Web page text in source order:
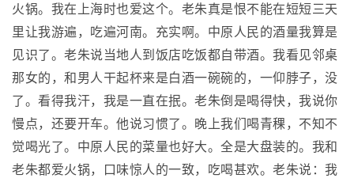
火锅。我在上海时也爱这个。老朱真是恨不能在短短三天
里让我游遍，吃遍河南。充实啊。中原人民的酒量我算是
见识了。老朱说当地人到饭店吃饭都自带酒。我看见邻桌
那女的，和男人干起杯来是白酒一碗碗的，一仰脖子，没
了。看得我汗，我是一直在抿。老朱倒是喝得快，我说你
慢点，还要开车。他说习惯了。晚上我们喝青稞，不知不
觉喝光了。中原人民的菜量也好大。全是大盘装的。我和
老朱都爱火锅，口味惊人的一致，吃喝甚欢。老朱说：我